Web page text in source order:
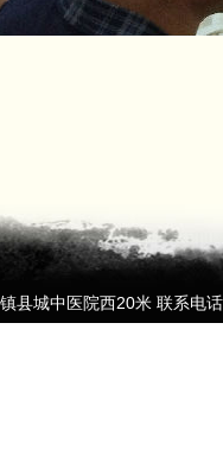
县城中医院西20米 联系电